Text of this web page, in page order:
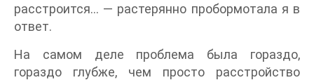
расстроится… — растерянно пробормотала я в
ответ.
На самом деле проблема была гораздо,
гораздо глубже, чем просто расстройство